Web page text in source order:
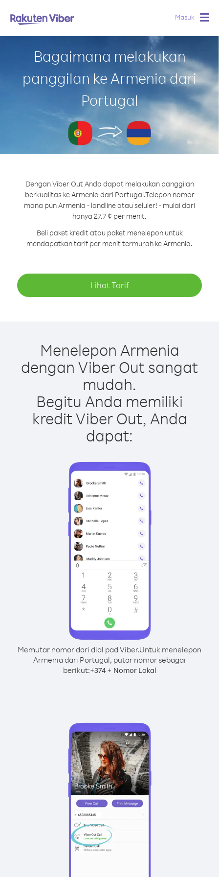
Masuk
Bagaimana melakukan
panggilan ke Armenia dari
Portugal
Dengan Viber Out Anda dapat melakukan panggilan
berkualitas ke Armenia dari Portugal.Telepon nomor
mana pun Armenia - landline atau seluler! - mulai dari
hanya 27.7 ¢ per menit.
Beli paket kredit atau paket menelepon untuk
mendapatkan tarif per menit termurah ke Armenia.
Lihat Tarif
Menelepon Armenia
dengan Viber Out sangat
mudah.
Begitu Anda memiliki
kredit Viber Out, Anda
dapat:
Memutar nomor dari dial pad Viber.Untuk menelepon
Armenia dari Portugal, putar nomor sebagai
berikut:+374+ Nomor Lokal